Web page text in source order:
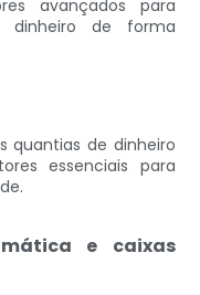
avançados para
dinheiro de forma
quantias de dinheiro
essenciais para
e caixas